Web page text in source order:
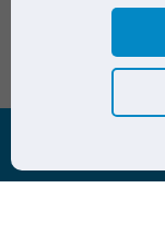
Įmonės kodas:
Visos